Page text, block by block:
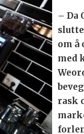
– Da
om å
med
rask